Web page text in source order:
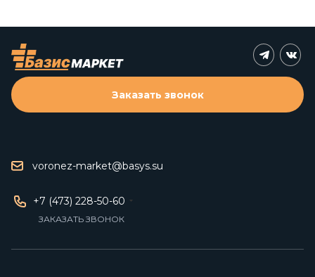
voronez-market@basys.su
+7 (473) 228-50-60
ЗАКАЗАТЬ ЗВОНОК
Заказать звонок